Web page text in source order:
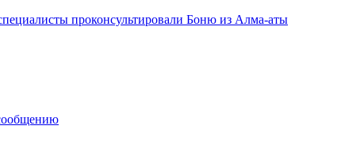
проконсультировали Боню из Алма-аты